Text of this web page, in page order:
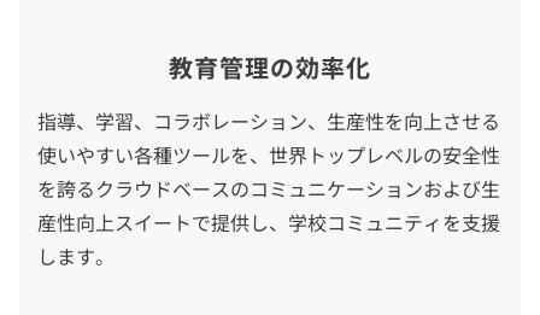
教育管理の効率化
指導、学習、コラボレーション、生産性を向上させる
使いやすい各種ツールを、世界トップレベルの安全性
を誇るクラウドベースのコミュニケーションおよび生
産性向上スイートで提供し、学校コミュニティを支援
します。